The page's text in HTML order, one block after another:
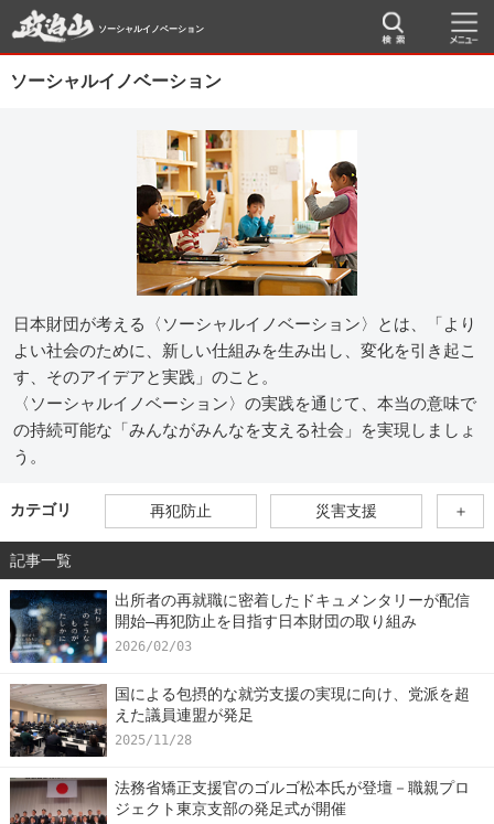
ソーシャルイノベーション
ソーシャルイノベーション
日本財団が考える〈ソーシャルイノベーション〉とは、「より
よい社会のために、新しい仕組みを生み出し、変化を引き起こ
す、そのアイデアと実践」のこと。
〈ソーシャルイノベーション〉の実践を通じて、本当の意味で
の持続可能な「みんながみんなを支える社会」を実現しましょ
う。
カテゴリ 再犯防止 災害支援 ＋
記事一覧
出所者の再就職に密着したドキュメンタリーが配信
開始―再犯防止を目指す日本財団の取り組み
2026/02/03
国による包摂的な就労支援の実現に向け、党派を超
えた議員連盟が発足
2025/11/28
法務省矯正支援官のゴルゴ松本氏が登壇－職親プロ
ジェクト東京支部の発足式が開催